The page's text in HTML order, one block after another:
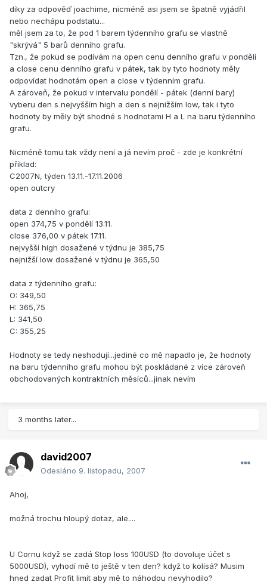
díky za odpověď joachime, nicméně asi jsem se špatně vyjádřil
nebo nechápu podstatu...
měl jsem za to, že pod 1 barem týdenního grafu se vlastně
"skrývá" 5 barů denního grafu.
Tzn., že pokud se podívám na open cenu denního grafu v pondělí
a close cenu denního grafu v pátek, tak by tyto hodnoty měly
odpovídat hodnotám open a close v týdenním grafu.
A zároveň, že pokud v intervalu pondělí - pátek (denní bary)
vyberu den s nejvyšším high a den s nejnižším low, tak i tyto
hodnoty by měly být shodné s hodnotami H a L na baru týdenního
grafu.
Nicméně tomu tak vždy není a já nevím proč - zde je konkrétní
příklad:
C2007N, týden 13.11.-17.11.2006
open outcry
data z denního grafu:
open 374,75 v pondělí 13.11.
close 376,00 v pátek 17.11.
nejvyšší high dosažené v týdnu je 385,75
nejnižší low dosažené v týdnu je 365,50
data z týdenního grafu:
O: 349,50
H: 365,75
L: 341,50
C: 355,25
Hodnoty se tedy neshodují...jediné co mě napadlo je, že hodnoty
na baru týdenního grafu mohou být poskládané z více zároveň
obchodovaných kontraktních měsíců...jinak nevím
3 months later...
david2007
Odesláno 9. listopadu, 2007
Ahoj,
možná trochu hloupý dotaz, ale....
U Cornu když se zadá Stop loss 100USD (to dovoluje účet s
5000USD), vyhodí mě to ještě v ten den? když to kolísá? Musim
hned zadat Profit limit aby mě to náhodou nevyhodilo?